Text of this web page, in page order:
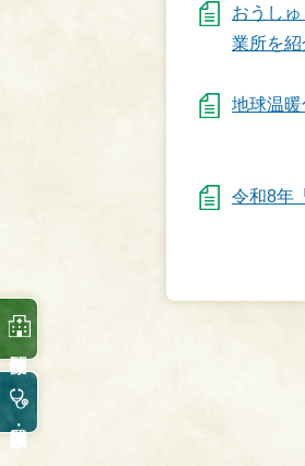
おうし
業所を紹
地球温暖
令和8年